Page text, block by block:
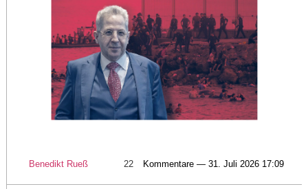
Benedikt Rueß 22 Kommentare — 31. Juli 2026 17:09